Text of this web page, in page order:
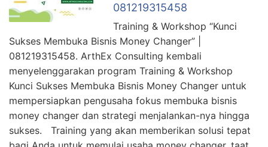
081219315458
Training & Workshop “Kunci
Sukses Membuka Bisnis Money Changer” |
081219315458. ArthEx Consulting kembali
menyelenggarakan program Training & Workshop
Kunci Sukses Membuka Bisnis Money Changer untuk
mempersiapkan pengusaha fokus membuka bisnis
money changer dan strategi menjalankan-nya hingga
sukses. Training yang akan memberikan solusi tepat